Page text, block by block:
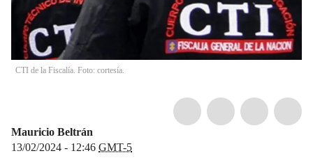
CTI de la Fiscalía. Foto: cortesía.
Mauricio Beltrán
13/02/2024 - 12:46 GMT-5